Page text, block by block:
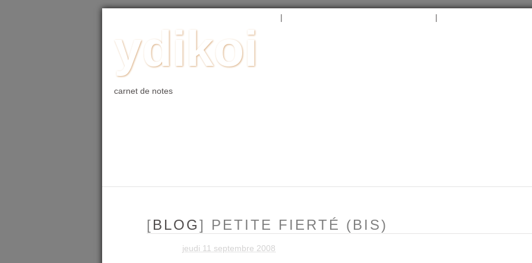
| |
ydikoi
carnet de notes
[BLOG] PETITE FIERTÉ (BIS)
jeudi 11 septembre 2008